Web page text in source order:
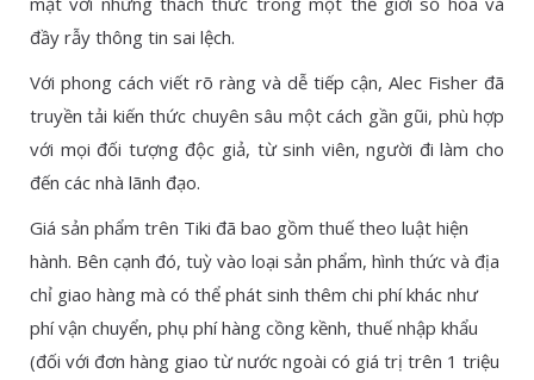
đầy rẫy thông tin sai lệch.
Với phong cách viết rõ ràng và dễ tiếp cận, Alec Fisher đã
truyền tải kiến thức chuyên sâu một cách gần gũi, phù hợp
với mọi đối tượng độc giả, từ sinh viên, người đi làm cho
đến các nhà lãnh đạo.
Giá sản phẩm trên Tiki đã bao gồm thuế theo luật hiện
hành. Bên cạnh đó, tuỳ vào loại sản phẩm, hình thức và địa
chỉ giao hàng mà có thể phát sinh thêm chi phí khác như
phí vận chuyển, phụ phí hàng cồng kềnh, thuế nhập khẩu
(đối với đơn hàng giao từ nước ngoài có giá trị trên 1 triệu